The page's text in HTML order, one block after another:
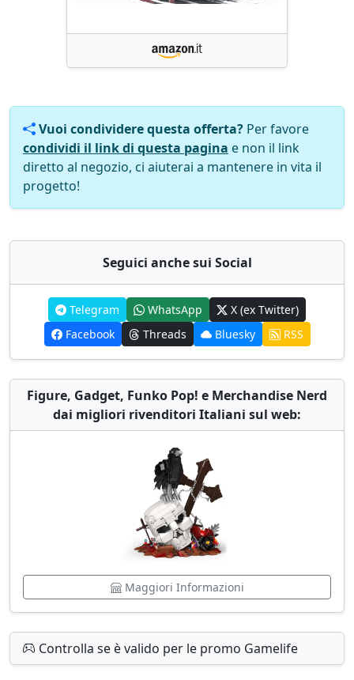
Vuoi condividere questa offerta? Per favore
condividi il link di questa pagina e non il link
diretto al negozio, ci aiuterai a mantenere in vita il
progetto!
Seguici anche sui Social
Telegram WhatsApp
X (ex Twitter)
Facebook
Threads Bluesky RSS
Figure, Gadget, Funko Pop! e Merchandise Nerd
dai migliori rivenditori Italiani sul web:
Maggiori Informazioni
Controlla se è valido per le promo Gamelife